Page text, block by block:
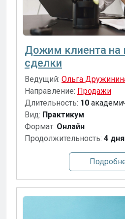
Дожим клиента на
сделки
Ведущий: Ольга
Направление: Продажи
Длительность: 10
Вид: Практикум
Формат: Онлайн
Продолжительность: 4 дня